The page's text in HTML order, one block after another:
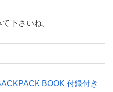
下さいね。
BOOK 付録付き